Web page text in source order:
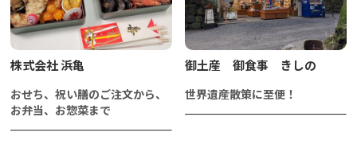
株式会社 浜亀
おせち、祝い膳のご注文から、
お弁当、お惣菜まで
御土産 御食事 きしの
世界遺産散策に至便！